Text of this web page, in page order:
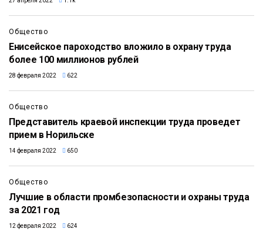
Общество
Енисейское пароходство вложило в охрану труда
более 100 миллионов рублей
28 февраля 2022 622
Общество
Представитель краевой инспекции труда проведет
прием в Норильске
14 февраля 2022 650
Общество
Лучшие в области промбезопасности и охраны труда
за 2021 год
12 февраля 2022 624